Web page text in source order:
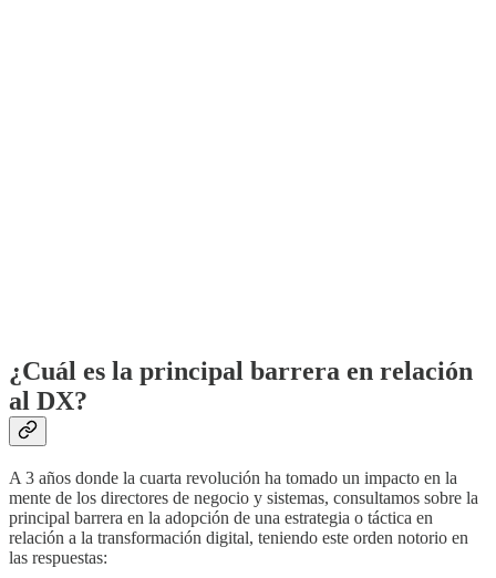
¿Cuál es la principal barrera en relación
al DX?
A 3 años donde la cuarta revolución ha tomado un impacto en la
mente de los directores de negocio y sistemas, consultamos sobre la
principal barrera en la adopción de una estrategia o táctica en
relación a la transformación digital, teniendo este orden notorio en
las respuestas: